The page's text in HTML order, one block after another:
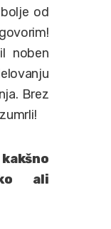
od
noben
Brez
ali